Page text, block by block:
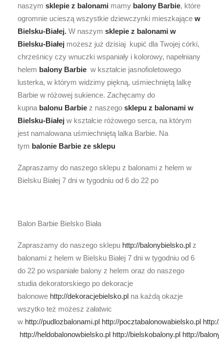
naszym sklepie z balonami mamy balony Barbie, które
ogromnie ucieszą wszystkie dziewczynki mieszkające w
Bielsku-Białej. W naszym sklepie z balonami w
Bielsku-Białej możesz już dzisiaj kupić dla Twojej córki,
chrześnicy czy wnuczki wspaniały i kolorowy, napełniany
helem balony Barbie w kształcie jasnofioletowego
lusterka, w którym widzimy piękną, uśmiechniętą lalkę
Barbie w różowej sukience. Zachęcamy do
kupna balonu Barbie z naszego sklepu z balonami w
Bielsku-Białej w kształcie różowego serca, na którym
jest namalowana uśmiechniętą lalka Barbie. Na
tym balonie Barbie ze sklepu
Zapraszamy do naszego sklepu z balonami z helem w
Bielsku Białej 7 dni w tygodniu od 6 do 22 po
Balon Barbie Bielsko Biała
Zapraszamy do naszego sklepu http://balonybielsko.pl z
balonami z helem w Bielsku Białej 7 dni w tygodniu od 6
do 22 po wspaniałe balony z helem oraz do naszego
studia dekoratorskiego po dekoracje
balonowe http://dekoracjebielsko.pl na każdą okazje
wszytko też możesz załatwic
w http://pudlozbalonami.pl http://pocztabalonowabielsko.pl
http://heldobalonowbielsko.pl http://bielskobalony.pl http://